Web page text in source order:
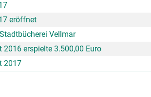
eröffnet
Vellmar
erspielte 3.500,00 Euro
2017